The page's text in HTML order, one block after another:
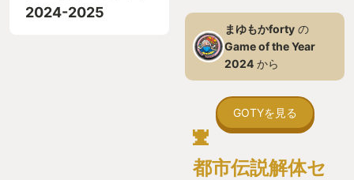
2024-2025
まゆもかforty の
Game of the Year
2024 から
GOTYを見る
都市伝説解体セ